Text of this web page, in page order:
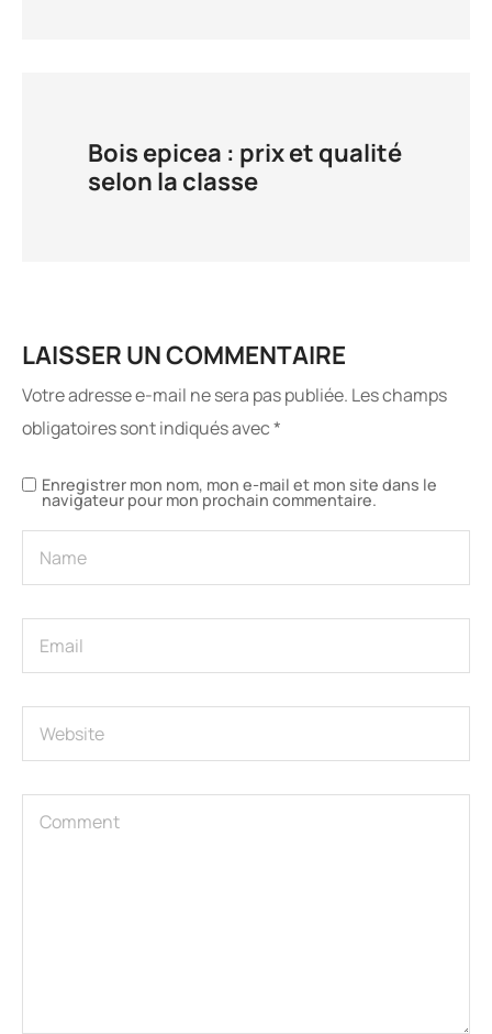
Bois epicea : prix et qualité
selon la classe
LAISSER UN COMMENTAIRE
Votre adresse e-mail ne sera pas publiée. Les champs
obligatoires sont indiqués avec*
Enregistrer mon nom, mon e-mail et mon site dans le
navigateur pour mon prochain commentaire.